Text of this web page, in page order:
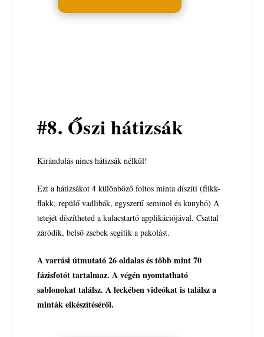
#8. Őszi hátizsák
Kirándulás nincs hátizsák nélkül!
Ezt a hátizsákot 4 különböző foltos minta díszíti (flikk-
flakk, repülő vadlibák, egyszerű seminol és kunyhó) A
tetejét díszítheted a kulacstartó applikációjával. Csattal
záródik, belső zsebek segítik a pakolást.
A varrási útmutató 26 oldalas és több mint 70
fázisfotót tartalmaz. A végén nyomtatható
sablonokat találsz. A leckében videókat is találsz a
minták elkészítéséről.